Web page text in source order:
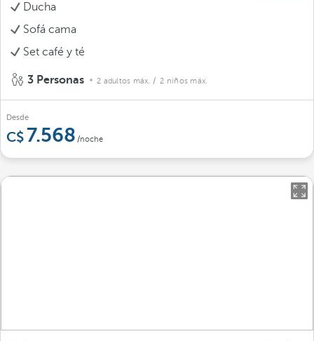
Ducha
Sofá cama
Set café y té
3 Personas 2 adultos máx. / 2 niños máx.
Desde
7.568 /noche